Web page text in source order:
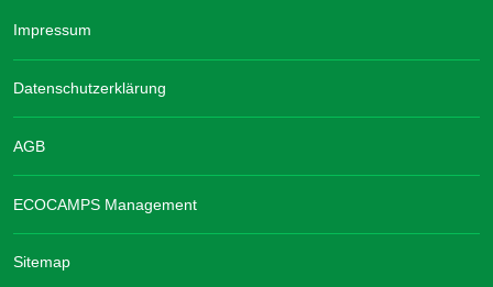
Impressum
Datenschutzerklärung
AGB
ECOCAMPS Management
Sitemap